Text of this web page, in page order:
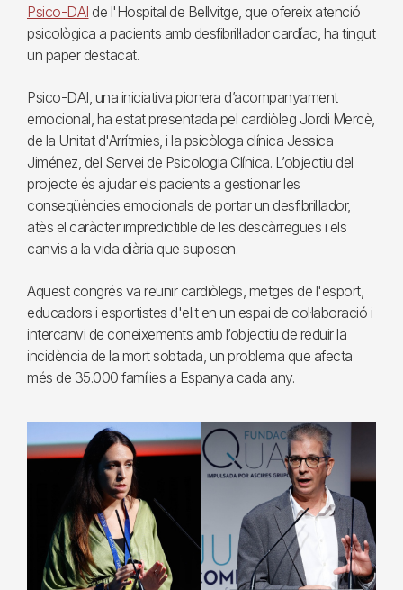
Psico-DAI de l'Hospital de Bellvitge, que ofereix atenció
psicològica a pacients amb desfibril·lador cardíac, ha tingut
un paper destacat.
Psico-DAI, una iniciativa pionera d’acompanyament
emocional, ha estat presentada pel cardiòleg Jordi Mercè,
de la Unitat d'Arrítmies, i la psicòloga clínica Jessica
Jiménez, del Servei de Psicologia Clínica. L’objectiu del
projecte és ajudar els pacients a gestionar les
conseqüències emocionals de portar un desfibril·lador,
atès el caràcter impredictible de les descàrregues i els
canvis a la vida diària que suposen.
Aquest congrés va reunir cardiòlegs, metges de l'esport,
educadors i esportistes d'elit en un espai de col·laboració i
intercanvi de coneixements amb l’objectiu de reduir la
incidència de la mort sobtada, un problema que afecta
més de 35.000 famílies a Espanya cada any.